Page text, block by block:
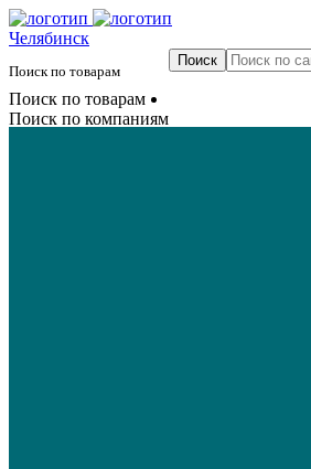
Челябинск
Поиск по товарам
Поиск по товарам
Поиск по компаниям